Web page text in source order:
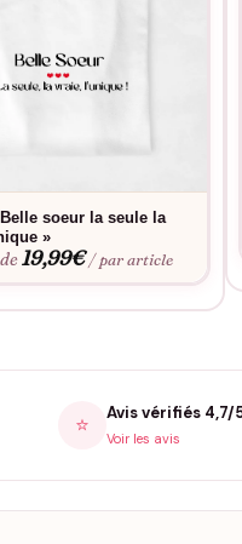
soeur la seule la
»
19,99€ / par article
⭐ Avis vérifiés 4,7/
Voir les avis